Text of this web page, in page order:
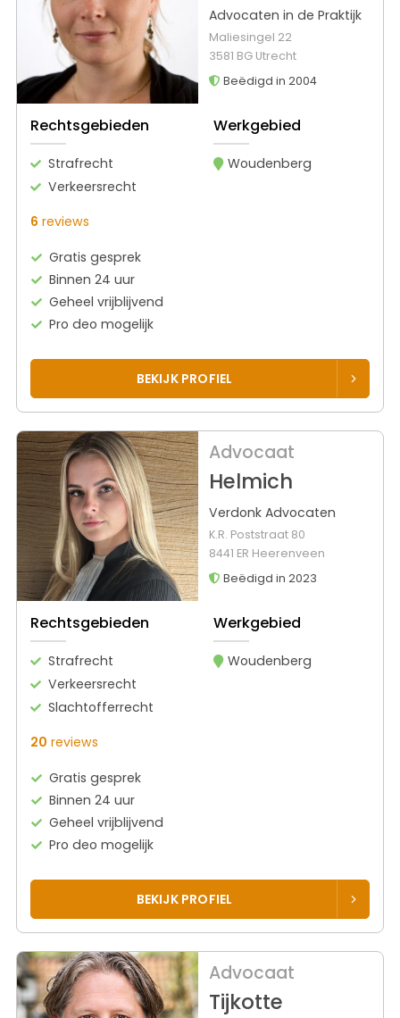
Advocaten in de Praktijk
Maliesingel 22
3581 BG Utrecht
Beëdigd in 2004
Rechtsgebieden
Strafrecht
Verkeersrecht
Werkgebied
Woudenberg
6 reviews
Gratis gesprek
Binnen 24 uur
Geheel vrijblijvend
Pro deo mogelijk
BEKIJK PROFIEL
Advocaat
Helmich
Verdonk Advocaten
K.R. Poststraat 80
8441 ER Heerenveen
Beëdigd in 2023
Rechtsgebieden
Strafrecht
Verkeersrecht
Slachtofferrecht
Werkgebied
Woudenberg
20 reviews
Gratis gesprek
Binnen 24 uur
Geheel vrijblijvend
Pro deo mogelijk
BEKIJK PROFIEL
Advocaat
Tijkotte